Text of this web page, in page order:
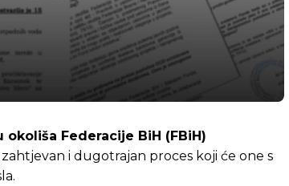
Federacije BiH (FBiH)
i dugotrajan proces koji će one s